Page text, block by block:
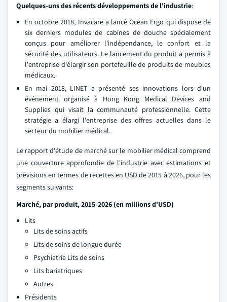
Quelques-uns des récents développements de l'industrie:
En octobre 2018, Invacare a lancé Ocean Ergo qui dispose de
six derniers modules de cabines de douche spécialement
conçus pour améliorer l'indépendance, le confort et la
sécurité des utilisateurs. Le lancement du produit a permis à
l'entreprise d'élargir son portefeuille de produits de meubles
médicaux.
En mai 2018, LINET a présenté ses innovations lors d'un
événement organisé à Hong Kong Medical Devices and
Supplies qui visait la communauté professionnelle. Cette
stratégie a élargi l'entreprise des offres actuelles dans le
secteur du mobilier médical.
Le rapport d'étude de marché sur le mobilier médical comprend
une couverture approfondie de l'industrie avec estimations et
prévisions en termes de recettes en USD de 2015 à 2026, pour les
segments suivants:
Marché, par produit, 2015-2026 (en millions d'USD)
Lits
Lits de soins actifs
Lits de soins de longue durée
Psychiatrie Lits de soins
Lits bariatriques
Autres
Présidents